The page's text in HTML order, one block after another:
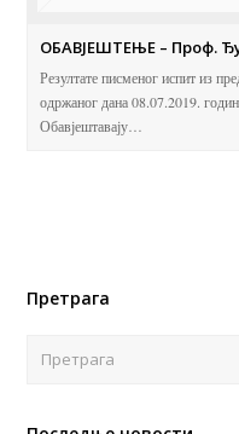
ОБАВЈЕШТЕЊЕ – Проф.
Резултате писменог испит
одржаног дана 08.07.2019.
Обавјештавају…
Претрага